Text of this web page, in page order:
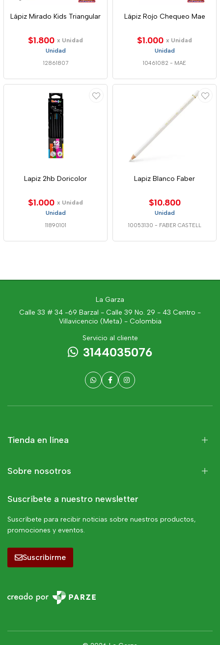
Lápiz Mirado Kids Triangular
$1.800 x Unidad
Unidad
12861807
Lápiz Rojo Chequeo Mae
$1.000 x Unidad
Unidad
10461082 - MAE
Lapiz 2hb Doricolor
$1.000 x Unidad
Unidad
11890101
Lapiz Blanco Faber
$10.800
Unidad
10053130 - FABER CASTELL
La Garza
Calle 33 # 34 -69 Barzal - Calle 39 No. 29 - 43 Centro -
Villavicencio (Meta) - Colombia
Servicio al cliente
3144035076
Tienda en línea
Sobre nosotros
Suscríbete a nuestro newsletter
Suscríbete para recibir noticias sobre nuestros productos,
promociones y eventos.
Suscribirme